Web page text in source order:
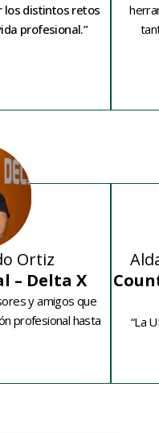
los distintos retos
profesional.”
Ortiz
– Delta X
y amigos que
profesional hasta
“La